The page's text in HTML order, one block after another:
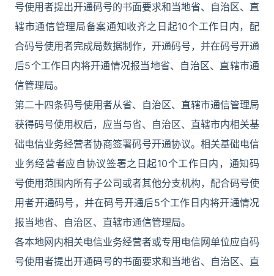
号使用者提出开通码号的书面要求和当地省、自治区、直
辖市通信管理局备案通知收齐之日起10个工作日内，配
合码号使用者完成局数据制作，开通码号，并在码号开通
后5个工作日内将开通情况报当地省、自治区、直辖市通
信管理局。
第二十四条码号使用者从省、自治区、直辖市通信管理局
获得码号使用权后，应当与省、自治区、直辖市内相关基
础电信业务经营者协商签署码号开通协议。相关基础电信
业务经营者应自协议签署之日起10个工作日内，通知码
号使用范围内所有子公司或者其他分支机构，配合码号使
用者开通码号，并在码号开通后5个工作日内将开通情况
报当地省、自治区、直辖市通信管理局。
各本地网内相关电信业务经营者或专用电信网单位应自码
号使用者提出开通码号的书面要求和当地省、自治区、直